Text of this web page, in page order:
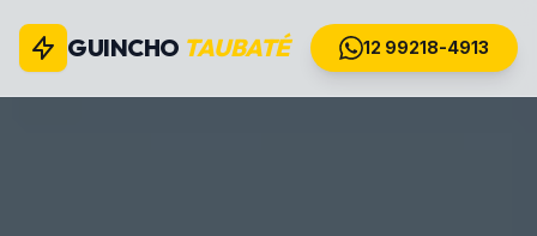
GUINCHO TAUBATÉ 12 99218-4913